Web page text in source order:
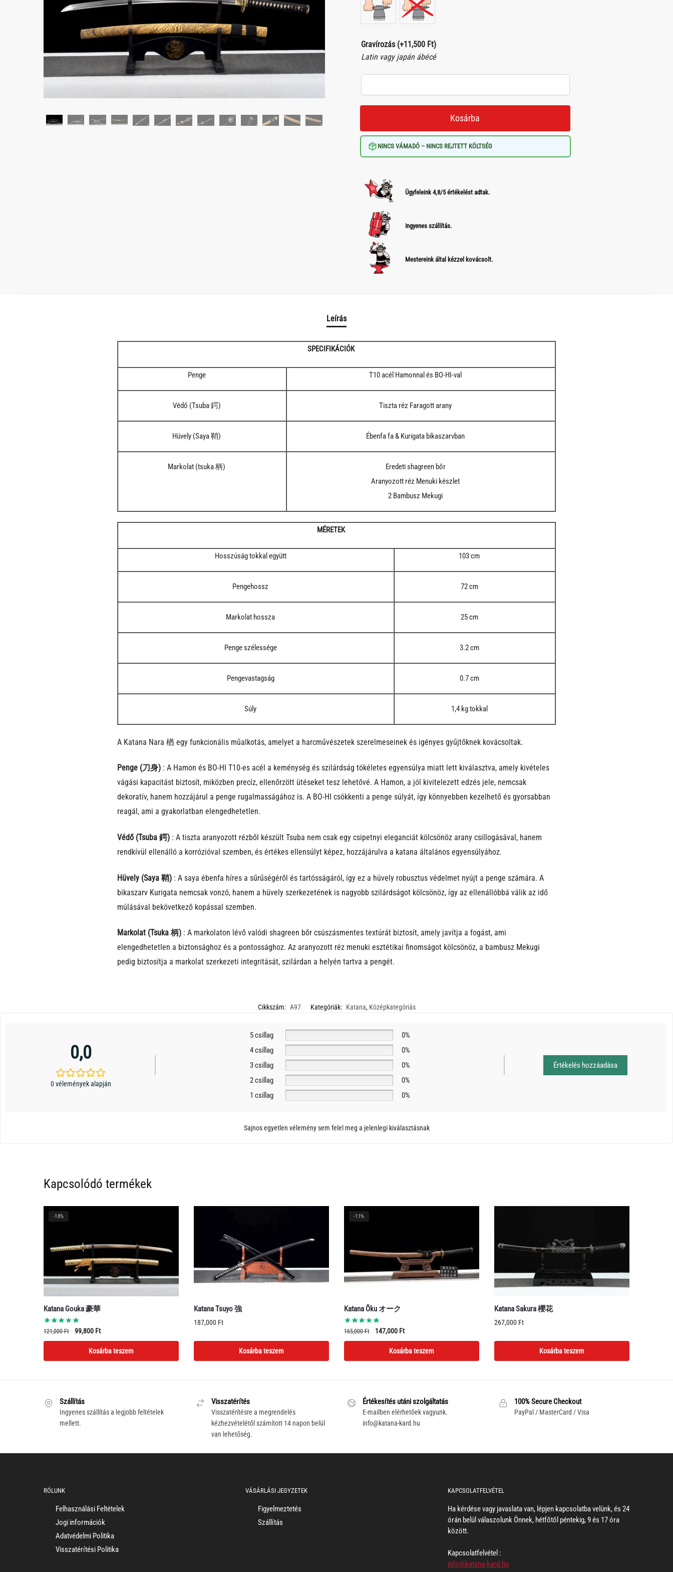
Gravírozás (+11,500 Ft)
Latin vagy japán ábécé
Kosárba
NINCS VÁMADÓ – NINCS REJTETT KÖLTSÉG
Ügyfeleink 4,8/5 értékelést adtak.
Ingyenes szállítás.
Mestereink által kézzel kovácsolt.
Leírás
SPECIFIKÁCIÓK
Penge T10 acél Hamonnal és BO-HI-val
Védő (Tsuba 鍔) Tiszta réz Faragott arany
Hüvely (Saya 鞘) Ébenfa fa & Kurigata bikaszarvban
Markolat (tsuka 柄)
Eredeti shagreen bőr
Aranyozott réz Menuki készlet
2 Bambusz Mekugi
MÉRETEK
Hosszúság tokkal együtt 103 cm
Pengehossz 72 cm
Markolat hossza 25 cm
Penge szélessége 3.2 cm
Pengevastagság 0.7 cm
Súly 1,4 kg tokkal
A Katana Nara 楢 egy funkcionális műalkotás, amelyet a harcművészetek szerelmeseinek és igényes gyűjtőknek kovácsoltak.
Penge (刀身): A Hamon és BO-HI T10-es acél a keménység és szilárdság tökéletes egyensúlya miatt lett kiválasztva, amely kivételes
vágási kapacitást biztosít, miközben precíz, ellenőrzött ütéseket tesz lehetővé. A Hamon, a jól kivitelezett edzés jele, nemcsak
dekoratív, hanem hozzájárul a penge rugalmasságához is. A BO-HI csökkenti a penge súlyát, így könnyebben kezelhető és gyorsabban
reagál, ami a gyakorlatban elengedhetetlen.
Védő (Tsuba 鍔): A tiszta aranyozott rézből készült Tsuba nem csak egy csipetnyi eleganciát kölcsönöz arany csillogásával, hanem
rendkívül ellenálló a korrózióval szemben, és értékes ellensúlyt képez, hozzájárulva a katana általános egyensúlyához.
Hüvely (Saya 鞘): A saya ébenfa híres a sűrűségéről és tartósságáról, így ez a hüvely robusztus védelmet nyújt a penge számára. A
bikaszarv Kurigata nemcsak vonzó, hanem a hüvely szerkezetének is nagyobb szilárdságot kölcsönöz, így az ellenállóbbá válik az idő
múlásával bekövetkező kopással szemben.
Markolat (Tsuka 柄): A markolaton lévő valódi shagreen bőr csúszásmentes textúrát biztosít, amely javítja a fogást, ami
elengedhetetlen a biztonsághoz és a pontossághoz. Az aranyozott réz menuki esztétikai finomságot kölcsönöz, a bambusz Mekugi
pedig biztosítja a markolat szerkezeti integritását, szilárdan a helyén tartva a pengét.
Cikkszám: A97 Kategóriák: Katana, Középkategóriás
0,0
0 vélemények alapján
5 csillag
0%
4 csillag
0%
3 csillag
0%
2 csillag
0%
1 csillag
0%
Értékelés hozzáadása
Sajnos egyetlen vélemény sem felel meg a jelenlegi kiválasztásnak
Kapcsolódó termékek
-18%
Katana Gouka 豪華
121,000Ft
Original
price
121,000 Ft.
99,800 FtCurrent
price
is:
99,800 Ft.
Kosárba teszem
Katana Tsuyo 強
187,000 Ft
Kosárba teszem
-11%
Katana Ōku オーク
165,000Ft
Original
price
165,000 Ft.
147,000 FtCurrent
price
is:
147,000 Ft.
Kosárba teszem
Katana Sakura 櫻花
267,000 Ft
Kosárba teszem
Szállítás
Ingyenes szállítás a legjobb feltételek
mellett.
Visszatérítés
Visszatérítésre a megrendelés
kézhezvételétől számított 14 napon belül
van lehetőség.
Értékesítés utáni szolgáltatás
E-mailben elérhetőek vagyunk.
info@katana-kard.hu
100% Secure Checkout
PayPal / MasterCard / Visa
RÓLUNK
Felhasználási Feltételek
Jogi információk
Adatvédelmi Politika
Visszatérítési Politika
VÁSÁRLÁSI JEGYZETEK
Figyelmeztetés
Szállítás
KAPCSOLATFELVÉTEL
Ha kérdése vagy javaslata van, lépjen kapcsolatba velünk, és 24
órán belül válaszolunk Önnek, hétfőtől péntekig, 9 és 17 óra
között.
Kapcsolatfelvétel :
info@katana-kard.hu